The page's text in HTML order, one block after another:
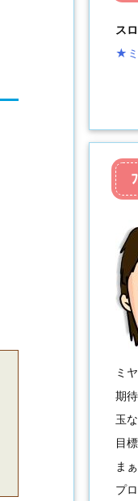
ス
★ミ
ミ
期
玉
目
ま
プ